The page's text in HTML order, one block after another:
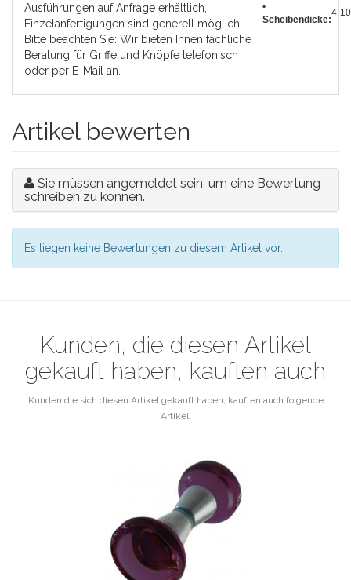
Ausführungen auf Anfrage erhältlich,
Einzelanfertigungen sind generell möglich.
Bitte beachten Sie: Wir bieten Ihnen fachliche
Beratung für Griffe und Knöpfe telefonisch
oder per E-Mail an.
•
Scheibendicke:
4-
Artikel bewerten
Sie müssen angemeldet sein, um eine Bewertung
schreiben zu können.
Es liegen keine Bewertungen zu diesem Artikel vor.
Kunden, die diesen Artikel
gekauft haben, kauften auch
Kunden die sich diesen Artikel gekauft haben, kauften auch folgende
Artikel.